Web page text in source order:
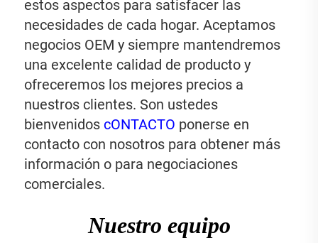
estos aspectos para satisfacer las
necesidades de cada hogar. Aceptamos
negocios OEM y siempre mantendremos
una excelente calidad de producto y
ofreceremos los mejores precios a
nuestros clientes. Son ustedes
bienvenidos cONTACTO ponerse en
contacto con nosotros para obtener más
información o para negociaciones
comerciales.
Nuestro equipo